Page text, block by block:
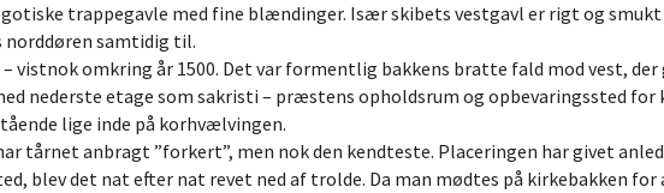
trappegavle med fine blændinger. Især skibets vestgavl er rigt og
norddøren samtidig til.
vistnok omkring år 1500. Det var formentlig bakkens bratte fald mod vest,
nederste etage som sakristi – præstens opholdsrum og opbevaringssted for
lige inde på korhvælvingen.
tårnet anbragt ”forkert”, men nok den kendteste. Placeringen har givet
blev det nat efter nat revet ned af trolde. Da man mødtes på kirkebakken for